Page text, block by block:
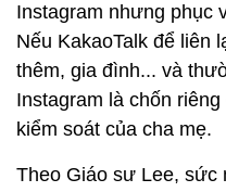
Instagram nhưng phục
Nếu KakaoTalk để liên
thêm, gia đình... và
Instagram là chốn
kiểm soát của cha mẹ.
Theo Giáo sư Lee, sức